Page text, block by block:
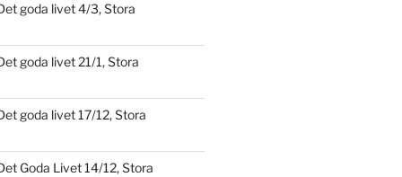
goda livet 4/3, Stora
goda livet 21/1, Stora
goda livet 17/12, Stora
Goda Livet 14/12, Stora